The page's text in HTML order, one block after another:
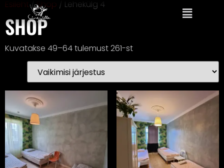
Esileht/Shop / Lehekülg 4
SHOP
Kuvatakse 49–64 tulemust 261-st